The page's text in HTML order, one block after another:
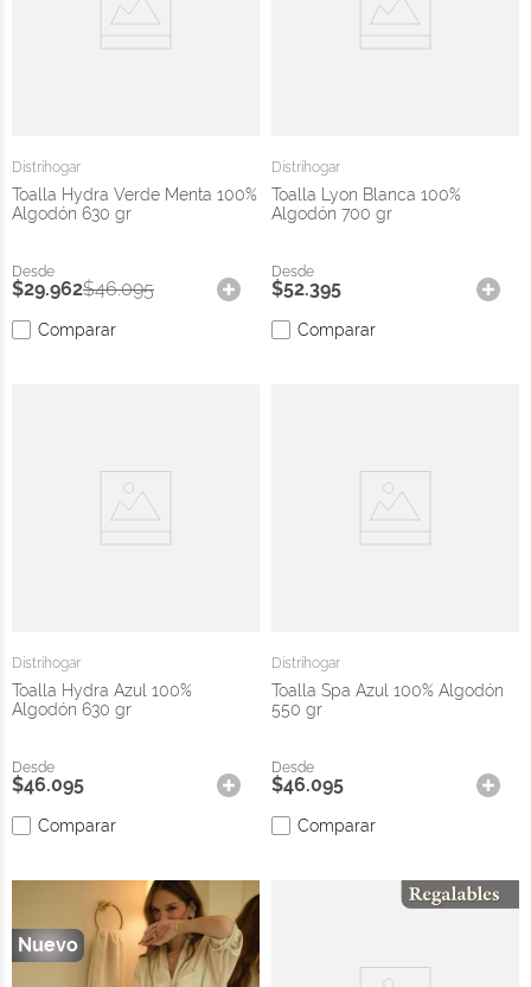
Distrihogar
Toalla Hydra Verde Menta 100%
Algodón 630 gr
$29.962$46.095
Comparar
Distrihogar
Toalla Lyon Blanca 100%
Algodón 700 gr
$52.395
Comparar
Distrihogar
Toalla Hydra Azul 100%
Algodón 630 gr
$46.095
Comparar
Distrihogar
Toalla Spa Azul 100% Algodón
550 gr
$46.095
Comparar